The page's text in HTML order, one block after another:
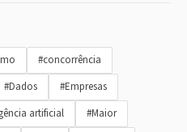
#concorrência
#Dados
#Empresas
artificial
#Maior